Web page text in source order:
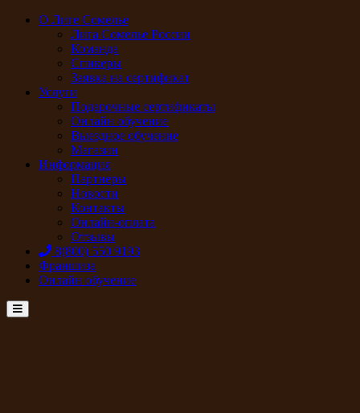
О Лиге Сомелье
Лига Сомелье России
Команда
Спикеры
Заявка на сертификат
Услуги
Подарочные сертификаты
Онлайн обучение
Выездное обучение
Магазин
Информация
Партнеры
Новости
Контакты
Онлайн-оплата
Отзывы
8(800) 550 9193
Франшиза
Онлайн обучение
Menu